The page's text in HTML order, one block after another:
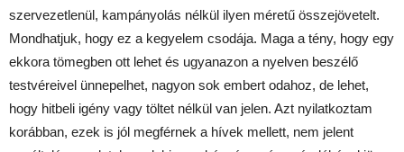
szervezetlenül, kampányolás nélkül ilyen méretű összejövetelt.
Mondhatjuk, hogy ez a kegyelem csodája. Maga a tény, hogy egy
ekkora tömegben ott lehet és ugyanazon a nyelven beszélő
testvéreivel ünnepelhet, nagyon sok embert odahoz, de lehet,
hogy hitbeli igény vagy töltet nélkül van jelen. Azt nyilatkoztam
korábban, ezek is jól megférnek a hívek mellett, nem jelent